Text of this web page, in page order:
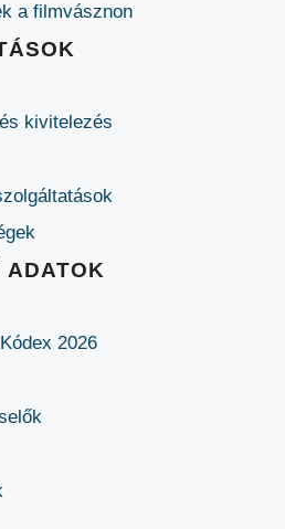
a filmvásznon
kivitelezés
ADATOK
2026